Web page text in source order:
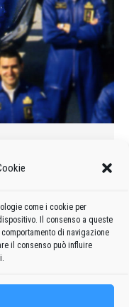
come i cookie per
Il consenso a queste
di navigazione
il consenso può influire
delle
313° gruppo aereo di
provvisorio,